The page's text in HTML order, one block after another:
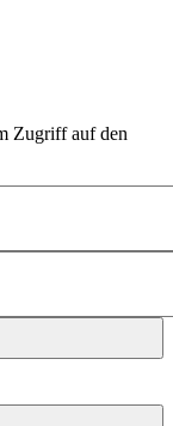
Zugriff auf den